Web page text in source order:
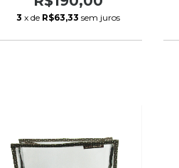
3 x de R$63,33 sem juros